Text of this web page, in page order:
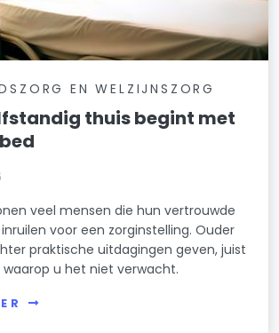
EN WELZIJNSZORG
thuis begint met
veel mensen die hun vertrouwde
voor een zorginstelling. Ouder
praktische uitdagingen geven, juist
u het niet verwacht.